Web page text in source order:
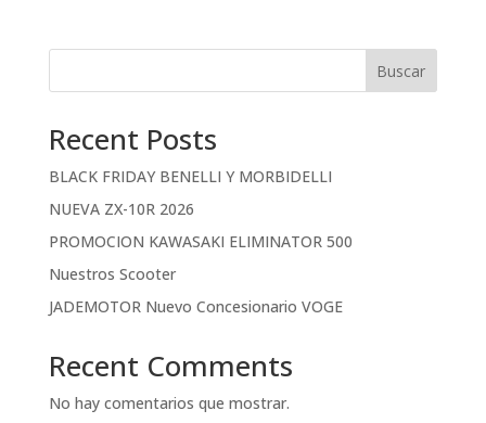
Buscar
Recent Posts
BLACK FRIDAY BENELLI Y MORBIDELLI
NUEVA ZX-10R 2026
PROMOCION KAWASAKI ELIMINATOR 500
Nuestros Scooter
JADEMOTOR Nuevo Concesionario VOGE
Recent Comments
No hay comentarios que mostrar.